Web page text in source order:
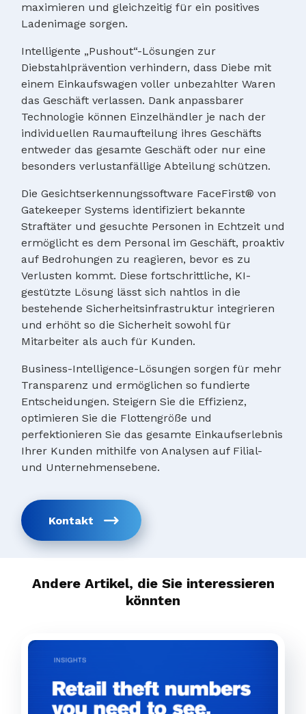
maximieren und gleichzeitig für ein positives
Ladenimage sorgen.
Intelligente „Pushout“-Lösungen zur
Diebstahlprävention verhindern, dass Diebe mit
einem Einkaufswagen voller unbezahlter Waren
das Geschäft verlassen. Dank anpassbarer
Technologie können Einzelhändler je nach der
individuellen Raumaufteilung ihres Geschäfts
entweder das gesamte Geschäft oder nur eine
besonders verlustanfällige Abteilung schützen.
Die Gesichtserkennungssoftware FaceFirst® von
Gatekeeper Systems identifiziert bekannte
Straftäter und gesuchte Personen in Echtzeit und
ermöglicht es dem Personal im Geschäft, proaktiv
auf Bedrohungen zu reagieren, bevor es zu
Verlusten kommt. Diese fortschrittliche, KI-
gestützte Lösung lässt sich nahtlos in die
bestehende Sicherheitsinfrastruktur integrieren
und erhöht so die Sicherheit sowohl für
Mitarbeiter als auch für Kunden.
Business-Intelligence-Lösungen sorgen für mehr
Transparenz und ermöglichen so fundierte
Entscheidungen. Steigern Sie die Effizienz,
optimieren Sie die Flottengröße und
perfektionieren Sie das gesamte Einkaufserlebnis
Ihrer Kunden mithilfe von Analysen auf Filial-
und Unternehmensebene.
Kontakt
Andere Artikel, die Sie interessieren
könnten